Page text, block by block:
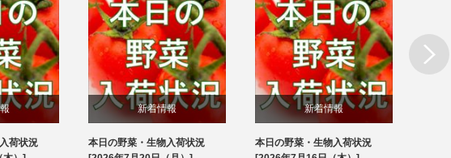
荷状況
新着情報
ブログ
本日の野菜・生物入荷状況
新着情報
ブログ
本日の野菜・生物入荷状況
Next